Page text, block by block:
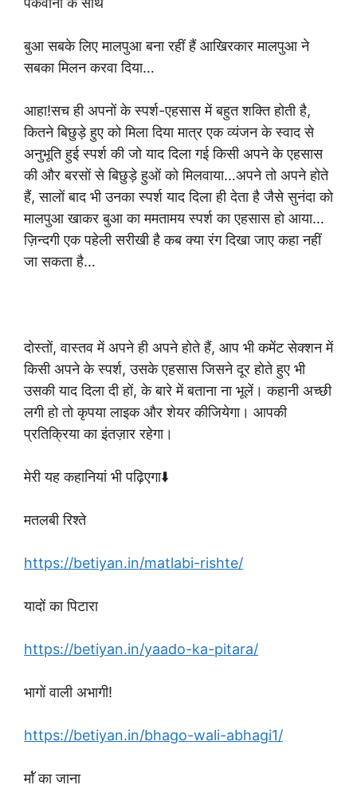
बुआ सबके लिए मालपुआ बना रहीं हैं आखिरकार मालपुआ ने
सबका मिलन करवा दिया…
आहा!सच ही अपनों के स्पर्श-एहसास में बहुत शक्ति होती है,
कितने बिछुड़े हुए को मिला दिया मात्र एक व्यंजन के स्वाद से
अनुभूति हुई स्पर्श की जो याद दिला गई किसी अपने के एहसास
की और बरसों से बिछुड़े हुओं को मिलवाया…अपने तो अपने होते
हैं, सालों बाद भी उनका स्पर्श याद दिला ही देता है जैसे सुनंदा को
मालपुआ खाकर बुआ का ममतामय स्पर्श का एहसास हो आया…
ज़िन्दगी एक पहेली सरीखी है कब क्या रंग दिखा जाए कहा नहीं
जा सकता है…
दोस्तों, वास्तव में अपने ही अपने होते हैं, आप भी कमेंट सेक्शन में
किसी अपने के स्पर्श, उसके एहसास जिसने दूर होते हुए भी
उसकी याद दिला दी हों, के बारे में बताना ना भूलें। कहानी अच्छी
लगी हो तो कृपया लाइक और शेयर कीजियेगा। आपकी
प्रतिक्रिया का इंतज़ार रहेगा।
मेरी यह कहानियां भी पढ़िएगा⬇️
मतलबी रिश्ते
https://betiyan.in/matlabi-rishte/
यादों का पिटारा
https://betiyan.in/yaado-ka-pitara/
भागों वाली अभागी!
https://betiyan.in/bhago-wali-abhagi1/
माॅ॑ का जाना